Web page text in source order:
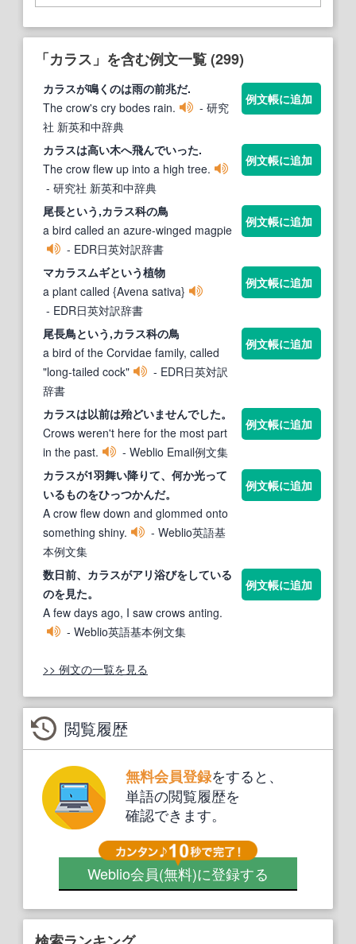
「カラス」を含む例文一覧 (299)
カラスが鳴くのは雨の前兆だ.
The crow's cry bodes rain.
- 研究
社 新英和中辞典
例文帳に追加
カラスは高い木へ飛んでいった.
The crow flew up into a high tree.
- 研究社 新英和中辞典
例文帳に追加
尾長という,カラス科の鳥
a bird called an azure-winged magpie
- EDR日英対訳辞書
例文帳に追加
マカラスムギという植物
a plant called {Avena sativa}
- EDR日英対訳辞書
例文帳に追加
尾長鳥という,カラス科の鳥
a bird of the Corvidae family, called
"long-tailed cock"
- EDR日英対訳
辞書
例文帳に追加
カラスは以前は殆どいませんでした。
Crows weren't here for the most part
in the past.
- Weblio Email例文集
例文帳に追加
カラスが1羽舞い降りて、何か光って
いるものをひっつかんだ。
A crow flew down and glommed onto
something shiny.
- Weblio英語基
本例文集
例文帳に追加
数日前、 カラスがアリ浴びをしている
のを見た。
A few days ago, I saw crows anting.
- Weblio英語基本例文集
例文帳に追加
>> 例文の一覧を見る
閲覧履歴
無料会員登録をすると、
単語の閲覧履歴を
確認できます。
Weblio会員(無料)に登録する